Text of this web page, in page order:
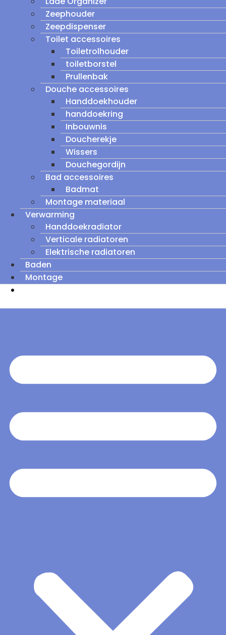
Zeephouder
Zeepdispenser
Toilet accessoires
Toiletrolhouder
toiletborstel
Prullenbak
Douche accessoires
Handdoekhouder
handdoekring
Inbouwnis
Doucherekje
Wissers
Douchegordijn
Bad accessoires
Badmat
Montage materiaal
Verwarming
Handdoekradiator
Verticale radiatoren
Elektrische radiatoren
Baden
Montage